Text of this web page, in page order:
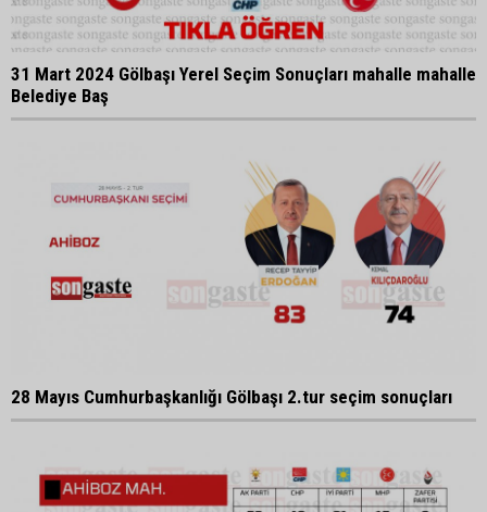
31 Mart 2024 Gölbaşı Yerel Seçim Sonuçları mahalle mahalle
Belediye Baş
28 Mayıs Cumhurbaşkanlığı Gölbaşı 2.tur seçim sonuçları